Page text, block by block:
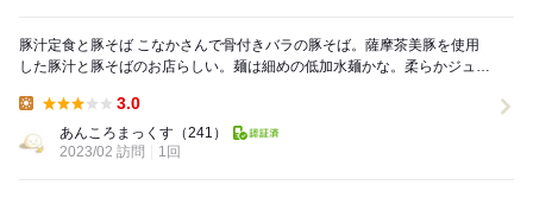
豚汁定食と豚そば こなかさんで骨付きバラの豚そば。薩摩茶美豚を使用
した豚汁と豚そばのお店らしい。麺は細めの低加水麺かな。柔らかジュー
3.0
あんころまっくす （241）
2023/02 訪問
1回